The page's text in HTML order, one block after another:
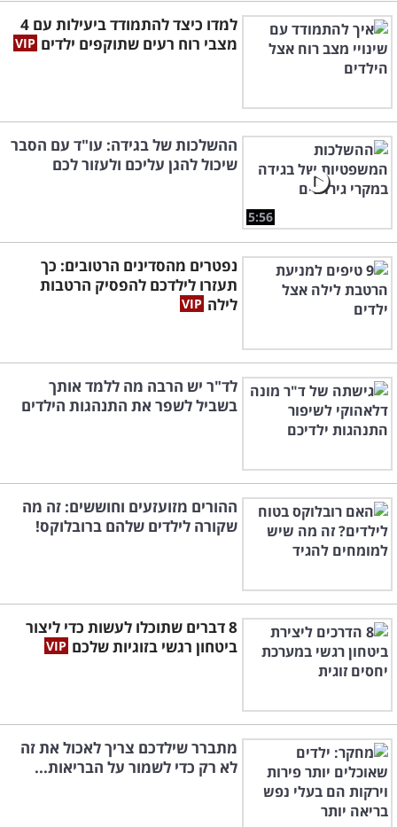
למדו כיצד להתמודד ביעילות עם 4
מצבי רוח רעים שתוקפים ילדים
5:56
ההשלכות של בגידה: עו"ד עם הסבר
שיכול להגן עליכם ולעזור לכם
נפטרים מהסדינים הרטובים: כך
תעזרו לילדכם להפסיק הרטבות
לילה
לד"ר יש הרבה מה ללמד אותך
בשביל לשפר את התנהגות הילדים
ההורים מזועזעים וחוששים: זה מה
שקורה לילדים שלהם ברובלוקס!
8 דברים שתוכלו לעשות כדי ליצור
ביטחון רגשי בזוגיות שלכם
מתברר שילדכם צריך לאכול את זה
לא רק כדי לשמור על הבריאות...